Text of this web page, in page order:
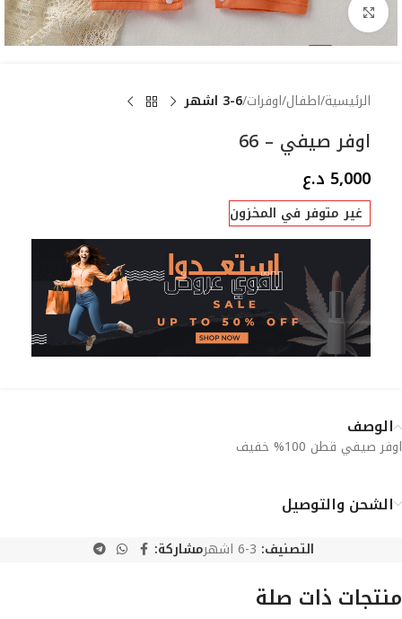
Click to enlarge
الرئيسية اطفال اوفرات 3-6 اشهر
اوفر صيفي – 66
5,000 د.ع
غير متوفر في المخزون
الوصف
اوفر صيفي قطن 100% خفيف
الشحن والتوصيل
التصنيف: 3-6 اشهر مشاركة:
منتجات ذات صلة